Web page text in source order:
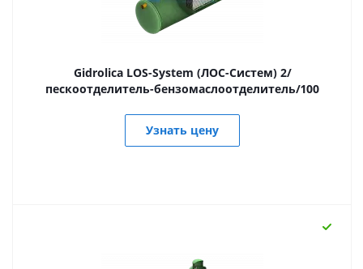
Gidrolica LOS-System (ЛОС-Систем) 2/
пескоотделитель-бензомаслоотделитель/100
Узнать цену